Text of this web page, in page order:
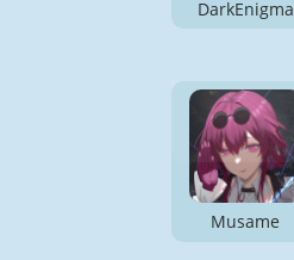
DarkEnigma
Musame